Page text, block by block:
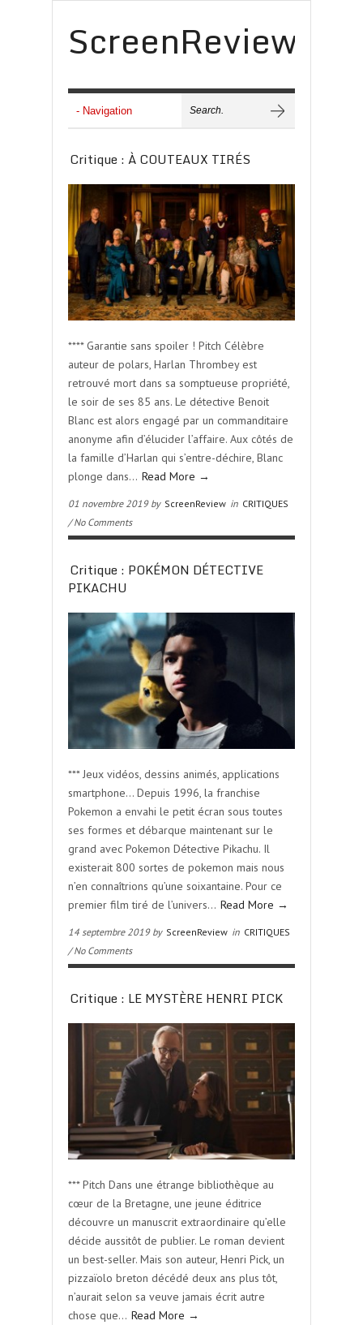
ScreenReview
Critique : À COUTEAUX TIRÉS
**** Garantie sans spoiler ! Pitch Célèbre
auteur de polars, Harlan Thrombey est
retrouvé mort dans sa somptueuse propriété,
le soir de ses 85 ans. Le détective Benoit
Blanc est alors engagé par un commanditaire
anonyme afin d’élucider l’affaire. Aux côtés de
la famille d’Harlan qui s’entre-déchire, Blanc
plonge dans… Read More →
01 novembre 2019 by ScreenReview in CRITIQUES
/ No Comments
Critique : POKÉMON DÉTECTIVE
PIKACHU
*** Jeux vidéos, dessins animés, applications
smartphone… Depuis 1996, la franchise
Pokemon a envahi le petit écran sous toutes
ses formes et débarque maintenant sur le
grand avec Pokemon Détective Pikachu. Il
existerait 800 sortes de pokemon mais nous
n’en connaîtrions qu’une soixantaine. Pour ce
premier film tiré de l’univers… Read More →
14 septembre 2019 by ScreenReview in CRITIQUES
/ No Comments
Critique : LE MYSTÈRE HENRI PICK
*** Pitch Dans une étrange bibliothèque au
cœur de la Bretagne, une jeune éditrice
découvre un manuscrit extraordinaire qu’elle
décide aussitôt de publier. Le roman devient
un best-seller. Mais son auteur, Henri Pick, un
pizzaïolo breton décédé deux ans plus tôt,
n’aurait selon sa veuve jamais écrit autre
chose que… Read More →